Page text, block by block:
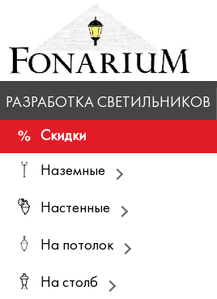
РАЗРАБОТКА СВЕТИЛЬНИКОВ
Скидки
Наземные
Настенные
На потолок
На столб